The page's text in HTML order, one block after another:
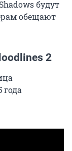
будут
обещают
2
года